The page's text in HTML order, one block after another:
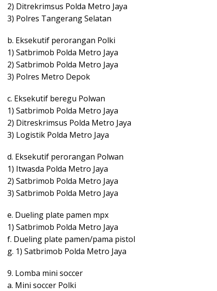
2) Ditrekrimsus Polda Metro Jaya
3) Polres Tangerang Selatan
b. Eksekutif perorangan Polki
1) Satbrimob Polda Metro Jaya
2) Satbrimob Polda Metro Jaya
3) Polres Metro Depok
c. Eksekutif beregu Polwan
1) Satbrimob Polda Metro Jaya
2) Ditreskrimsus Polda Metro Jaya
3) Logistik Polda Metro Jaya
d. Eksekutif perorangan Polwan
1) Itwasda Polda Metro Jaya
2) Satbrimob Polda Metro Jaya
3) Satbrimob Polda Metro Jaya
e. Dueling plate pamen mpx
1) Satbrimob Polda Metro Jaya
f. Dueling plate pamen/pama pistol
g. 1) Satbrimob Polda Metro Jaya
9. Lomba mini soccer
a. Mini soccer Polki